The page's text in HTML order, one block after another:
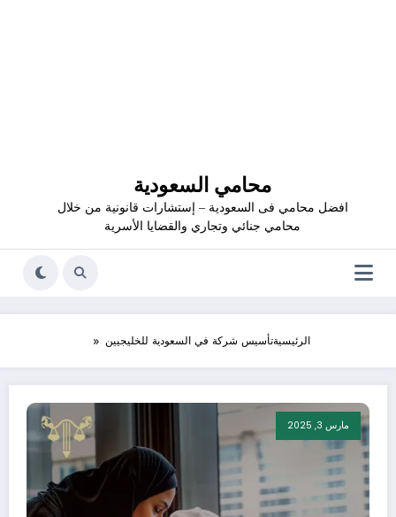
محامي السعودية
افضل محامي فى السعودية – إستشارات قانونية من خلال
محامي جنائي وتجاري والقضايا الأسرية
الرئيسيةتأسيس شركة في السعودية للخليجيين
مارس 3, 2025